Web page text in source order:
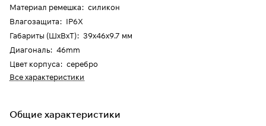
Материал ремешка: силикон
Влагозащита: IP6X
Габариты (ШхВхТ): 39x46x9.7 мм
Диагональ: 46mm
Цвет корпуса: серебро
Все характеристики
Общие характеристики